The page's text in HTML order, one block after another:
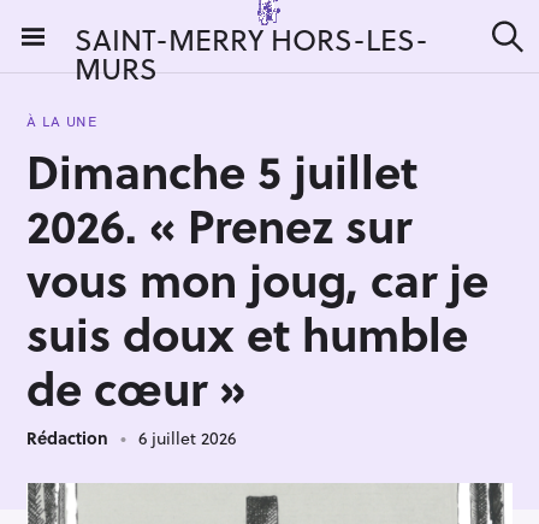
i
SAINT-MERRY HORS-LES-
MURS e
À LA UNE
Dimanche 5 juillet
2026. « Prenez sur
vous mon joug, car je
suis doux et humble
de cœur »
Rédaction 6 juillet 2026